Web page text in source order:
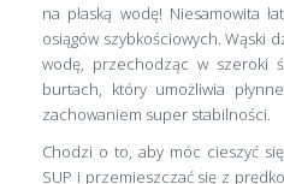
na płaską wodę! Niesamowita
osiągów szybkościowych. Wąski
wodę, przechodząc w szeroki
burtach, który umożliwia
zachowaniem super stabilności.
Chodzi o to, aby móc cieszyć
SUP i przemieszczać się z